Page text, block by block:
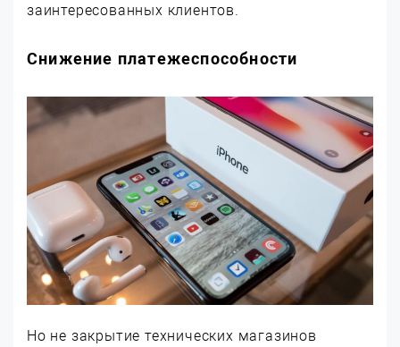
заинтересованных клиентов.
Снижение платежеспособности
Но не закрытие технических магазинов